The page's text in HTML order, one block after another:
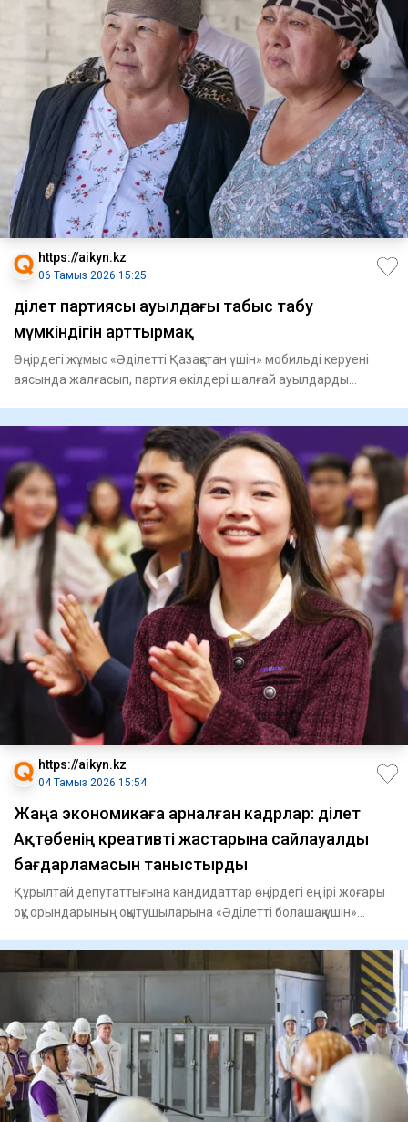
https://aikyn.kz
06 Тамыз 2026 15:25
Әділет партиясы ауылдағы табыс табу
мүмкіндігін арттырмақ
Өңірдегі жұмыс «Әділетті Қазақстан үшін» мобильді керуені
аясында жалғасып, партия өкілдері шалғай ауылдарды
https://aikyn.kz
04 Тамыз 2026 15:54
Жаңа экономикаға арналған кадрлар: Әділет
Ақтөбенің креативті жастарына сайлауалды
бағдарламасын таныстырды
Құрылтай депутаттығына кандидаттар өңірдегі ең ірі жоғары
оқу орындарының оқытушыларына «Әділетті болашақ үшін»